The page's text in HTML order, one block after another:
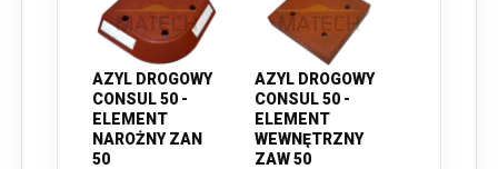
AZYL DROGOWY
CONSUL 50 -
ELEMENT
NAROŻNY ZAN
50
AZYL DROGOWY
CONSUL 50 -
ELEMENT
WEWNĘTRZNY
ZAW 50